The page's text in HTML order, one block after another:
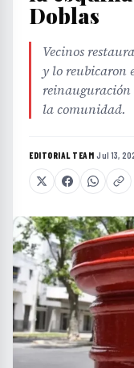
Vecinos
y lo reubicaron
reinauguración
la comunidad.
EDITORIAL TEAM·Jul 13,